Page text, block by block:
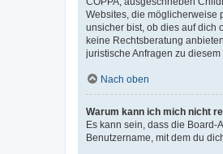
Websites, die möglicherweise
unsicher bist, ob dies auf dich
keine Rechtsberatung
juristische Anfragen zu
Nach oben
Warum kann ich mich nicht
Es kann sein, dass die
Benutzername, mit dem du